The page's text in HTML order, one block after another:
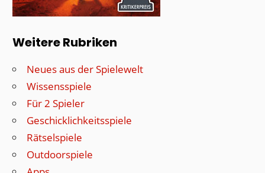
Weitere Rubriken
Neues aus der Spielewelt
Wissensspiele
Für 2 Spieler
Geschicklichkeitsspiele
Rätselspiele
Outdoorspiele